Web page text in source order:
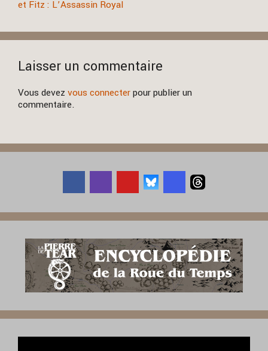
et Fitz : L’Assassin Royal
Laisser un commentaire
Vous devez vous connecterpour publier un
commentaire.